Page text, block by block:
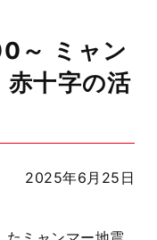
～ ミャン
赤十字の活
2025年6月25日